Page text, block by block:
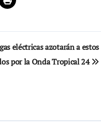
eléctricas azotarán a estos
por la Onda Tropical 24